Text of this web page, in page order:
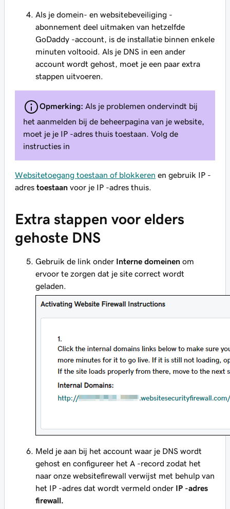
Als je domein- en websitebeveiliging -
abonnement deel uitmaken van hetzelfde
GoDaddy -account, is de installatie binnen enkele
minuten voltooid. Als je DNS in een ander
account wordt gehost, moet je een paar extra
stappen uitvoeren.
Opmerking: Als je problemen ondervindt bij
het aanmelden bij de beheerpagina van je website,
moet je je IP -adres thuis toestaan. Volg de
instructies in
Websitetoegang toestaan of blokkeren en gebruik IP -
adres toestaan voor je IP -adres thuis.
Extra stappen voor elders
gehoste DNS
Gebruik de link onder Interne domeinen om
ervoor te zorgen dat je site correct wordt
geladen.
Meld je aan bij het account waar je DNS wordt
gehost en configureer het A -record zodat het
naar onze websitefirewall verwijst met behulp van
het IP -adres dat wordt vermeld onder IP -adres
firewall.